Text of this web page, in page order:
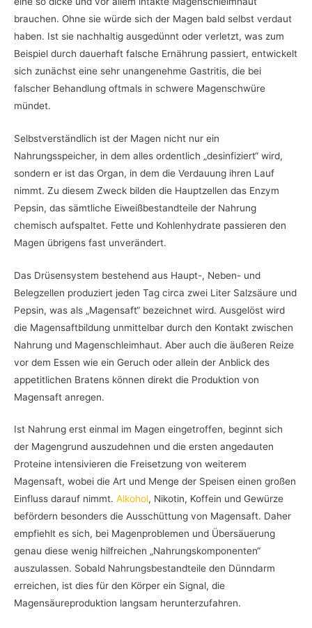
brauchen. Ohne sie würde sich der Magen bald selbst verdaut
haben. Ist sie nachhaltig ausgedünnt oder verletzt, was zum
Beispiel durch dauerhaft falsche Ernährung passiert, entwickelt
sich zunächst eine sehr unangenehme Gastritis, die bei
falscher Behandlung oftmals in schwere Magenschwüre
mündet.
Selbstverständlich ist der Magen nicht nur ein
Nahrungsspeicher, in dem alles ordentlich „desinfiziert“ wird,
sondern er ist das Organ, in dem die Verdauung ihren Lauf
nimmt. Zu diesem Zweck bilden die Hauptzellen das Enzym
Pepsin, das sämtliche Eiweißbestandteile der Nahrung
chemisch aufspaltet. Fette und Kohlenhydrate passieren den
Magen übrigens fast unverändert.
Das Drüsensystem bestehend aus Haupt-, Neben- und
Belegzellen produziert jeden Tag circa zwei Liter Salzsäure und
Pepsin, was als „Magensaft“ bezeichnet wird. Ausgelöst wird
die Magensaftbildung unmittelbar durch den Kontakt zwischen
Nahrung und Magenschleimhaut. Aber auch die äußeren Reize
vor dem Essen wie ein Geruch oder allein der Anblick des
appetitlichen Bratens können direkt die Produktion von
Magensaft anregen.
Ist Nahrung erst einmal im Magen eingetroffen, beginnt sich
der Magengrund auszudehnen und die ersten angedauten
Proteine intensivieren die Freisetzung von weiterem
Magensaft, wobei die Art und Menge der Speisen einen großen
Einfluss darauf nimmt. Alkohol, Nikotin, Koffein und Gewürze
befördern besonders die Ausschüttung von Magensaft. Daher
empfiehlt es sich, bei Magenproblemen und Übersäuerung
genau diese wenig hilfreichen „Nahrungskomponenten“
auszulassen. Sobald Nahrungsbestandteile den Dünndarm
erreichen, ist dies für den Körper ein Signal, die
Magensäureproduktion langsam herunterzufahren.